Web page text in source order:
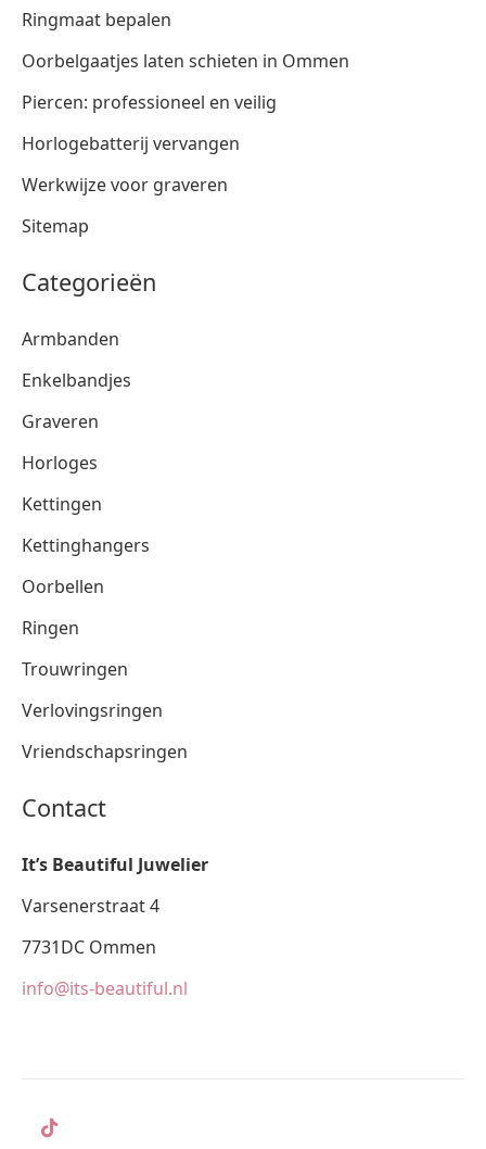
Ringmaat bepalen
Oorbelgaatjes laten schieten in Ommen
Piercen: professioneel en veilig
Horlogebatterij vervangen
Werkwijze voor graveren
Sitemap
Categorieën
Armbanden
Enkelbandjes
Graveren
Horloges
Kettingen
Kettinghangers
Oorbellen
Ringen
Trouwringen
Verlovingsringen
Vriendschapsringen
Contact
It’s Beautiful Juwelier
Varsenerstraat 4
7731DC Ommen
info@its-beautiful.nl